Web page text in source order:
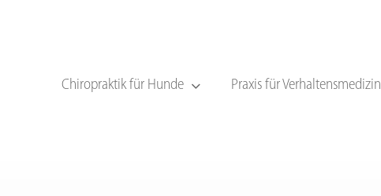
Chiropraktik für Hunde Praxis für Verhaltensmedizin